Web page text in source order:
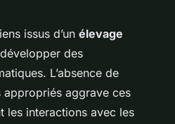
issus d’un élevage
des
L’absence de
aggrave ces
les interactions avec les